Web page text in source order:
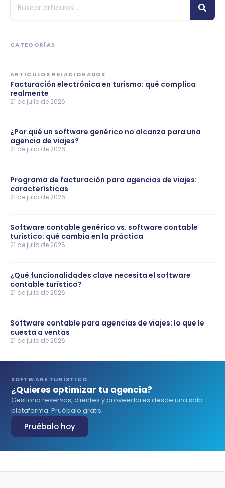
CATEGORÍAS
ARTÍCULOS RELACIONADOS
Facturación electrónica en turismo: qué complica
realmente
21 de julio de 2026
¿Por qué un software genérico no alcanza para una
agencia de viajes?
21 de julio de 2026
Programa de facturación para agencias de viajes:
características
21 de julio de 2026
Software contable genérico vs. software contable
turístico: qué cambia en la práctica
21 de julio de 2026
¿Qué funcionalidades clave necesita el software
contable turístico?
21 de julio de 2026
Software contable para agencias de viajes: lo que le
cuesta a ventas
21 de julio de 2026
SOFTWARE TURÍSTICO
¿Quieres optimizar tu agencia?
Gestiona reservas, clientes y proveedores desde una sola
plataforma. Pruébalo gratis.
Pruébalo hoy